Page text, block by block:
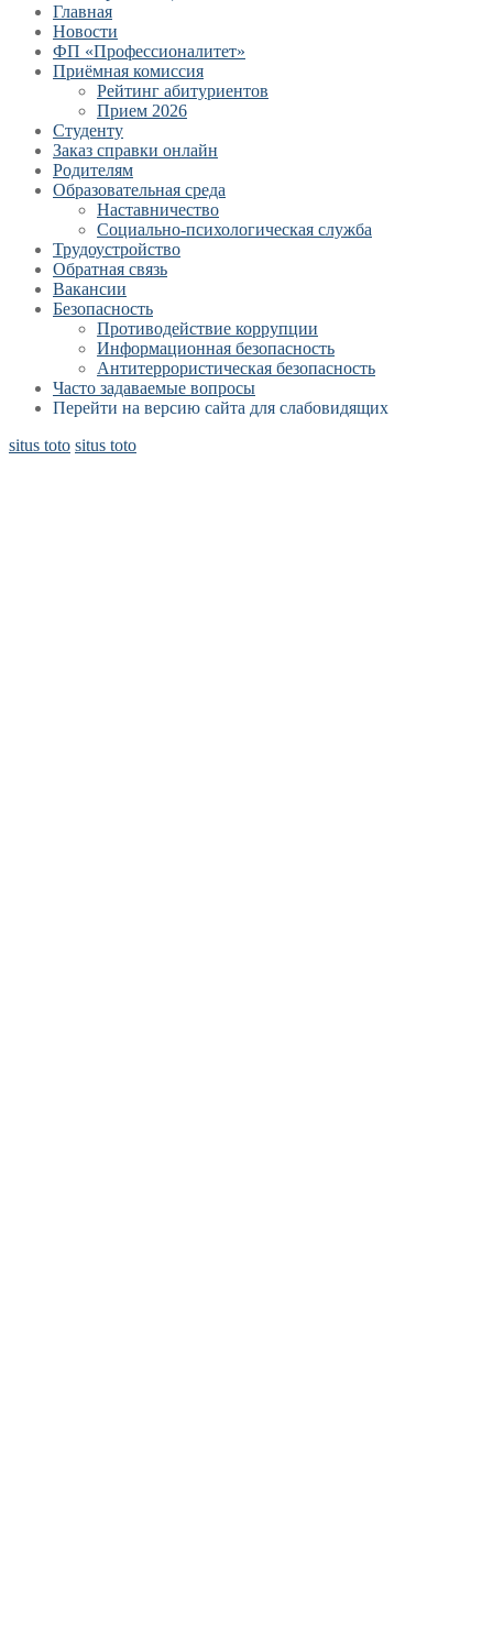
Главная
Новости
ФП «Профессионалитет»
Приёмная комиссия
Рейтинг абитуриентов
Прием 2026
Студенту
Заказ справки онлайн
Родителям
Образовательная среда
Наставничество
Социально-психологическая служба
Трудоустройство
Обратная связь
Вакансии
Безопасность
Противодействие коррупции
Информационная безопасность
Антитеррористическая безопасность
Часто задаваемые вопросы
Перейти на версию сайта для слабовидящих
situs toto situs toto